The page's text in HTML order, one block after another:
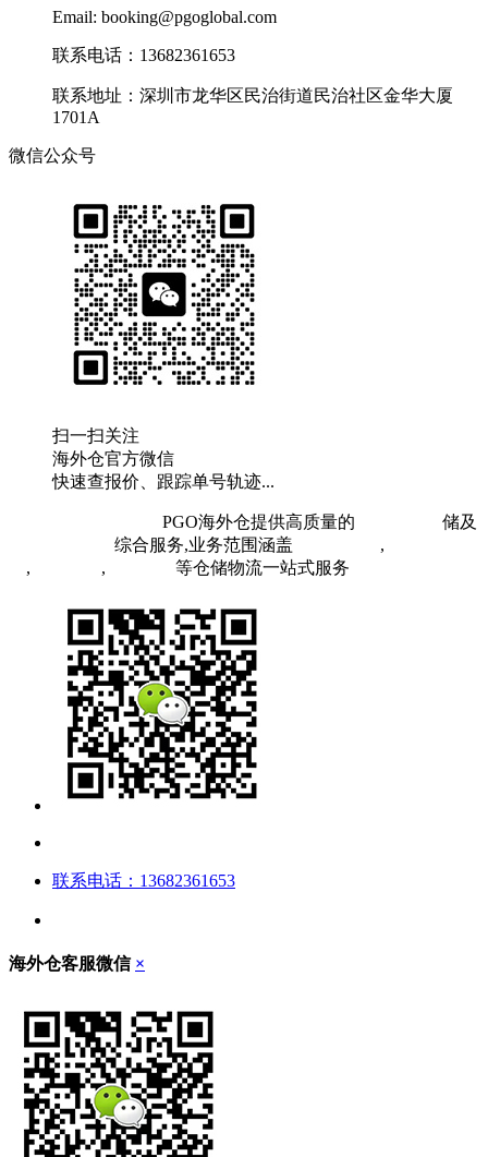
Email: booking@pgoglobal.com
联系电话：13682361653
联系地址：深圳市龙华区民治街道民治社区金华大厦
1701A
微信公众号
扫一扫关注
海外仓官方微信
快速查报价、跟踪单号轨迹...
PGO海外仓提供高质量的
储及
综合服务,业务范围涵盖 ,
, , 等仓储物流一站式服务
联系电话：13682361653
海外仓客服微信 ×